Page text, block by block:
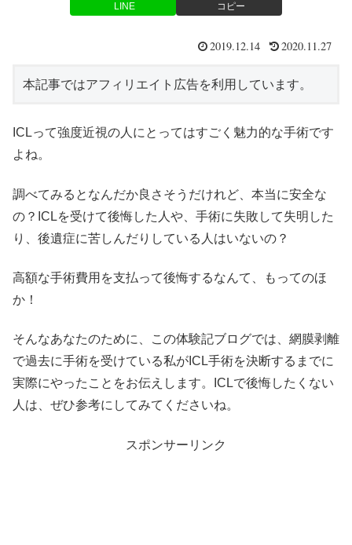
LINE コピー
2019.12.14 2020.11.27
本記事ではアフィリエイト広告を利用しています。
ICLって強度近視の人にとってはすごく魅力的な手術です
よね。
調べてみるとなんだか良さそうだけれど、本当に安全な
の？ICLを受けて後悔した人や、手術に失敗して失明した
り、後遺症に苦しんだりしている人はいないの？
高額な手術費用を支払って後悔するなんて、もってのほ
か！
そんなあなたのために、この体験記ブログでは、網膜剥離
で過去に手術を受けている私がICL手術を決断するまでに
実際にやったことをお伝えします。ICLで後悔したくない
人は、ぜひ参考にしてみてくださいね。
スポンサーリンク